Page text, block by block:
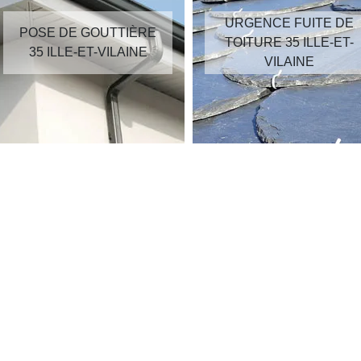
POSE DE GOUTTIÈRE
35 ILLE-ET-VILAINE
URGENCE FUITE DE
TOITURE 35 ILLE-ET-
VILAINE